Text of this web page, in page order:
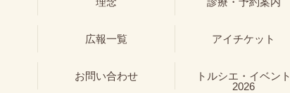
広報一覧 アイチケット
お問い合わせ
トルシエ・イベント
2026